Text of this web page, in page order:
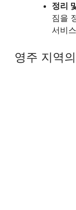
정리
짐을
서비
영주 지역